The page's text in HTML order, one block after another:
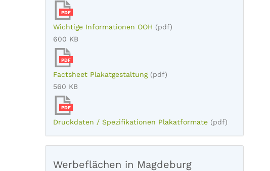
PDF
Wichtige Informationen OOH (pdf)
600 KB
PDF
Factsheet Plakatgestaltung (pdf)
560 KB
PDF
Druckdaten / Spezifikationen Plakatformate (pdf)
Werbeflächen in Magdeburg